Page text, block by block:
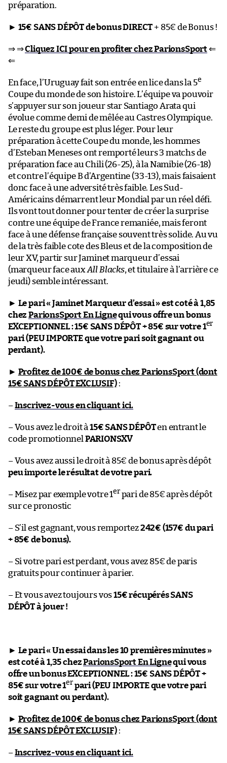
préparation.
► 15€ SANS DÉPÔT de bonus DIRECT+ 85€ de Bonus !
⇒ ⇒Cliquez ICI pour en profiter chez ParionsSport⇐
⇐
En face, l’Uruguay fait son entrée en lice dans la 5e
Coupe du monde de son histoire. L’équipe va pouvoir
s’appuyer sur son joueur star Santiago Arata qui
évolue comme demi de mêlée au Castres Olympique.
Le reste du groupe est plus léger. Pour leur
préparation à cette Coupe du monde, les hommes
d’Esteban Meneses ont remporté leurs 3 matchs de
préparation face au Chili (26-25), à la Namibie (26-18)
et contre l’équipe B d’Argentine (33-13), mais faisaient
donc face à une adversité très faible. Les Sud-
Américains démarrent leur Mondial par un réel défi.
Ils vont tout donner pour tenter de créer la surprise
contre une équipe de France remaniée, mais feront
face à une défense française souvent très solide. Au vu
de la très faible cote des Bleus et de la composition de
leur XV, partir sur Jaminet marqueur d’essai
(marqueur face aux All Blacks, et titulaire à l’arrière ce
jeudi) semble intéressant.
► Le pari « Jaminet Marqueur d’essai » est coté à 1,85
chezParionsSport En Lignequi vous offre un bonus
EXCEPTIONNEL : 15€ SANS DÉPÔT + 85€ sur votre 1er
pari (PEU IMPORTE que votre pari soit gagnant ou
perdant).
► Profitez de 100€ de bonus chez ParionsSport (dont
15€ SANS DÉPÔT EXCLUSIF):
–Inscrivez-vous en cliquant ici.
– Vous avez le droit à 15€ SANS DÉPÔTen entrant le
code promotionnel PARIONSXV
– Vous avez aussi le droit à 85€ de bonus après dépôt
peu importe le résultat de votre pari.
– Misez par exemple votre 1er pari de 85€ après dépôt
sur ce pronostic
– S’il est gagnant, vous remportez242€ (157€ du pari
+ 85€ de bonus).
– Si votre pari est perdant, vous avez 85€ de paris
gratuits pour continuer à parier.
– Et vous avez toujours vos15€ récupérés SANS
DÉPÔT à jouer !
► Le pari « Un essai dans les 10 premières minutes »
est coté à 1,35 chezParionsSport En Lignequi vous
offre un bonus EXCEPTIONNEL : 15€ SANS DÉPÔT +
85€ sur votre 1er pari (PEU IMPORTE que votre pari
soit gagnant ou perdant).
► Profitez de 100€ de bonus chez ParionsSport (dont
15€ SANS DÉPÔT EXCLUSIF):
–Inscrivez-vous en cliquant ici.